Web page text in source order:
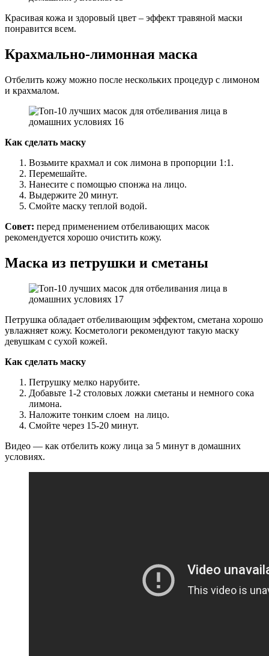
Красивая кожа и здоровый цвет – эффект травяной маски
понравится всем.
Крахмально-лимонная маска
Отбелить кожу можно после нескольких процедур с лимоном
и крахмалом.
Как сделать маску
Возьмите крахмал и сок лимона в пропорции 1:1.
Перемешайте.
Нанесите с помощью спонжа на лицо.
Выдержите 20 минут.
Смойте маску теплой водой.
Совет: перед применением отбеливающих масок
рекомендуется хорошо очистить кожу.
Маска из петрушки и сметаны
Петрушка обладает отбеливающим эффектом, сметана хорошо
увлажняет кожу. Косметологи рекомендуют такую маску
девушкам с сухой кожей.
Как сделать маску
Петрушку мелко нарубите.
Добавьте 1-2 столовых ложки сметаны и немного сока
лимона.
Наложите тонким слоем на лицо.
Смойте через 15-20 минут.
Видео — как отбелить кожу лица за 5 минут в домашних
условиях.